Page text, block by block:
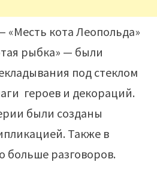
«Месть кота Леопольда»
рыбка» — были
под стеклом
героев и декораций.
были созданы
Также в
больше разговоров.